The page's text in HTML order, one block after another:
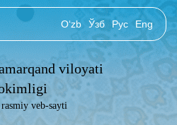
O‘zb Ўзб Рус Eng
viloyati
rasmiy veb-sayti